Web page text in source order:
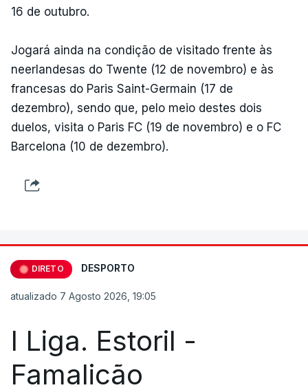
16 de outubro.
Jogará ainda na condição de visitado frente às
neerlandesas do Twente (12 de novembro) e às
francesas do Paris Saint-Germain (17 de
dezembro), sendo que, pelo meio destes dois
duelos, visita o Paris FC (19 de novembro) e o FC
Barcelona (10 de dezembro).
DIRETO DESPORTO
atualizado 7 Agosto 2026, 19:05
I Liga. Estoril -
Famalicão